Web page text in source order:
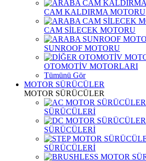
CAM KALDIRMA MOTORU
CAM SİLECEK MOTORU
SUNROOF MOTORU
OTOMOTİV MOTORLARI
Tümünü Gör
MOTOR SÜRÜCÜLER
MOTOR SÜRÜCÜLER
SÜRÜCÜLERİ
SÜRÜCÜLERİ
SÜRÜCÜLERİ